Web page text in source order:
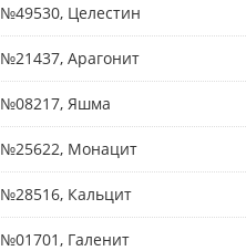
№49530, Целестин
№21437, Арагонит
№08217, Яшма
№25622, Монацит
№28516, Кальцит
№01701, Галенит